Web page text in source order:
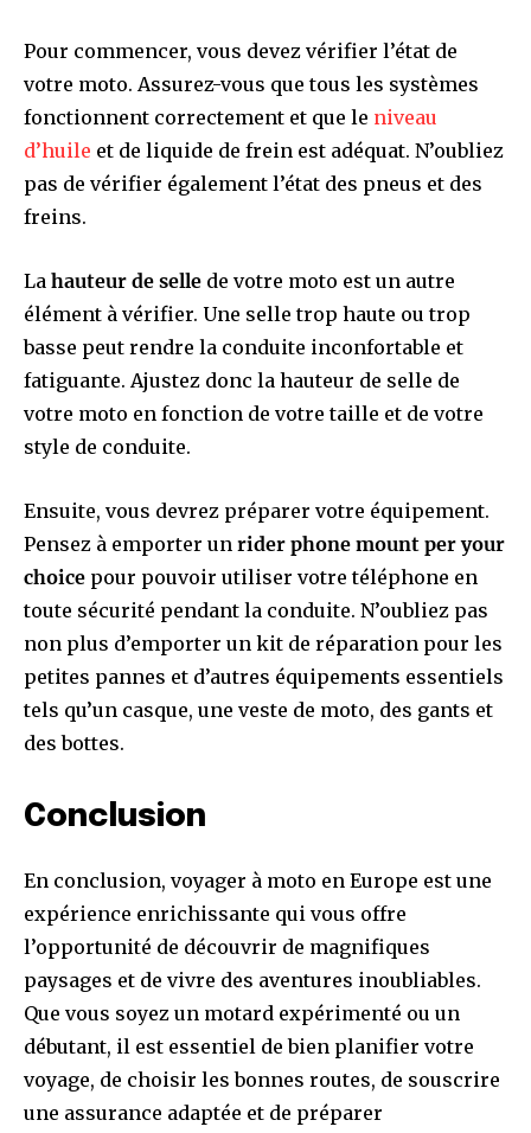
Pour commencer, vous devez vérifier l’état de
votre moto. Assurez-vous que tous les systèmes
fonctionnent correctement et que le niveau
d’huile et de liquide de frein est adéquat. N’oubliez
pas de vérifier également l’état des pneus et des
freins.
La hauteur de selle de votre moto est un autre
élément à vérifier. Une selle trop haute ou trop
basse peut rendre la conduite inconfortable et
fatiguante. Ajustez donc la hauteur de selle de
votre moto en fonction de votre taille et de votre
style de conduite.
Ensuite, vous devrez préparer votre équipement.
Pensez à emporter un rider phone mount per your
choice pour pouvoir utiliser votre téléphone en
toute sécurité pendant la conduite. N’oubliez pas
non plus d’emporter un kit de réparation pour les
petites pannes et d’autres équipements essentiels
tels qu’un casque, une veste de moto, des gants et
des bottes.
Conclusion
En conclusion, voyager à moto en Europe est une
expérience enrichissante qui vous offre
l’opportunité de découvrir de magnifiques
paysages et de vivre des aventures inoubliables.
Que vous soyez un motard expérimenté ou un
débutant, il est essentiel de bien planifier votre
voyage, de choisir les bonnes routes, de souscrire
une assurance adaptée et de préparer